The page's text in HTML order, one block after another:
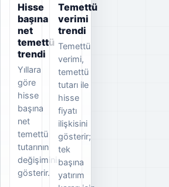
Hisse
başına
net
temettü
trendi
Yıllara
göre
hisse
başına
net
temettü
tutarının
değişimini
gösterir.
Temettü
verimi
trendi
Temettü
verimi,
temettü
tutarı ile
hisse
fiyatı
ilişkisini
gösterir;
tek
başına
yatırım